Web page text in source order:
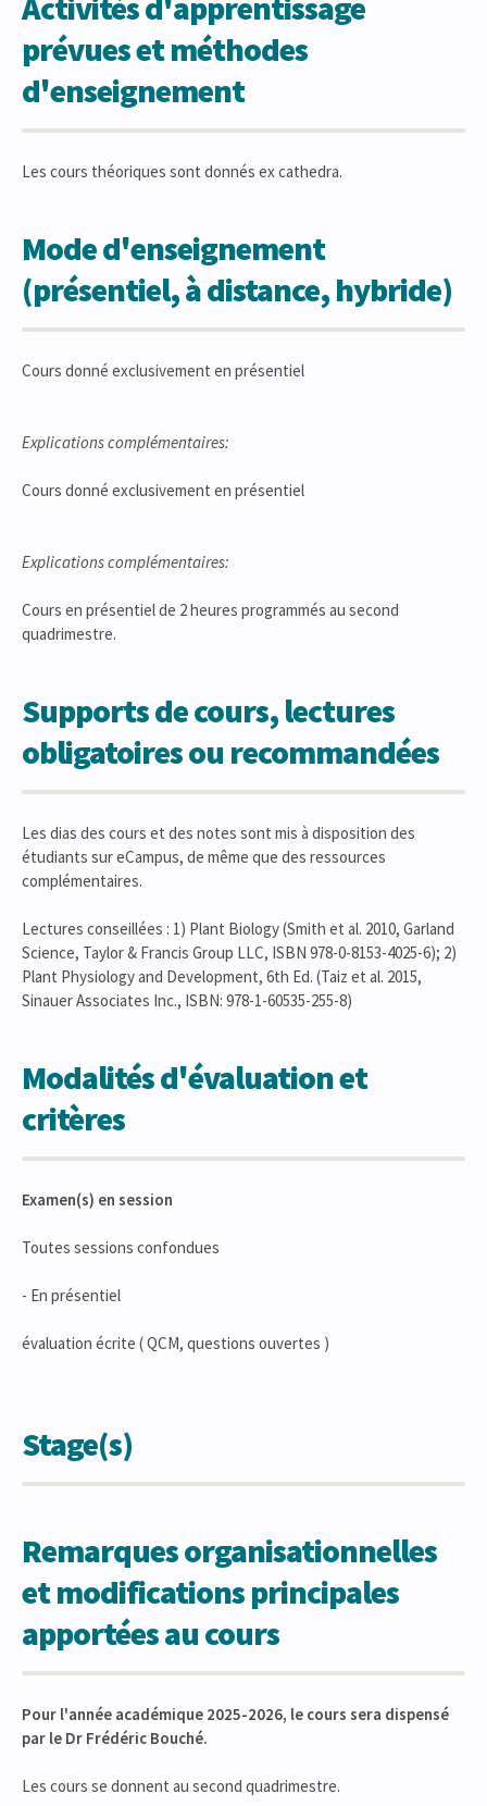
prévues et méthodes
d'enseignement
Les cours théoriques sont donnés ex cathedra.
Mode d'enseignement
(présentiel, à distance, hybride)
Cours donné exclusivement en présentiel
Explications complémentaires:
Cours donné exclusivement en présentiel
Explications complémentaires:
Cours en présentiel de 2 heures programmés au second
quadrimestre.
Supports de cours, lectures
obligatoires ou recommandées
Les dias des cours et des notes sont mis à disposition des
étudiants sur eCampus, de même que des ressources
complémentaires.
Lectures conseillées : 1) Plant Biology (Smith et al. 2010, Garland
Science, Taylor & Francis Group LLC, ISBN 978-0-8153-4025-6); 2)
Plant Physiology and Development, 6th Ed. (Taiz et al. 2015,
Sinauer Associates Inc., ISBN: 978-1-60535-255-8)
Modalités d'évaluation et
critères
Examen(s) en session
Toutes sessions confondues
- En présentiel
évaluation écrite ( QCM, questions ouvertes )
Stage(s)
Remarques organisationnelles
et modifications principales
apportées au cours
Pour l'année académique 2025-2026, le cours sera dispensé
par le Dr Frédéric Bouché.
Les cours se donnent au second quadrimestre.